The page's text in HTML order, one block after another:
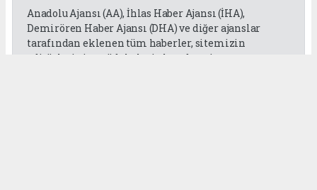
Anadolu Ajansı (AA), İhlas Haber Ajansı (İHA),
Demirören Haber Ajansı (DHA) ve diğer ajanslar
tarafından eklenen tüm haberler, sitemizin
editörlerinin müdahalesi olmadan ajans